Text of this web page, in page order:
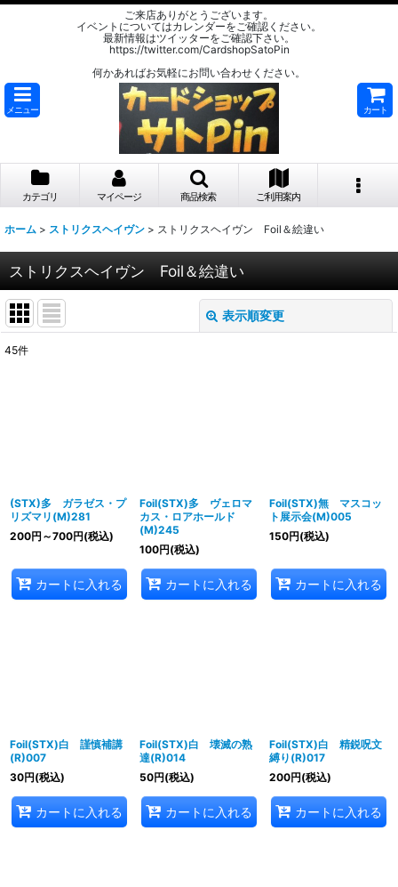
ご来店ありがとうございます。
イベントについてはカレンダーをご確認ください。
最新情報はツイッターをご確認下さい。
https://twitter.com/CardshopSatoPin
何かあればお気軽にお問い合わせください。
メニュー カート
カテゴリ マイページ 商品検索 ご利用案内
ホーム > ストリクスヘイヴン > ストリクスヘイヴン Foil＆絵違い
ストリクスヘイヴン Foil＆絵違い
表示順変更
45件
(STX)多 ガラゼス・プ
リズマリ(M)281
200円 ～700円(税込)
カートに入れる
Foil(STX)多 ヴェロマ
カス・ロアホールド
(M)245
100円(税込)
カートに入れる
Foil(STX)無 マスコッ
ト展示会(M)005
150円(税込)
カートに入れる
Foil(STX)白 謹慎補講
(R)007
30円(税込)
カートに入れる
Foil(STX)白 壊滅の熟
達(R)014
50円(税込)
カートに入れる
Foil(STX)白 精鋭呪文
縛り(R)017
200円(税込)
カートに入れる